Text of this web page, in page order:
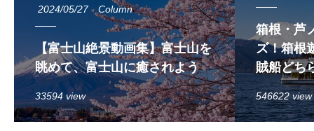
2024/05/27 Column
【富士山絶景動画集】富士山を
眺めて、富士山に癒されよう
33594 view
箱根・芦
ズ！箱根
賊船どち
546622 view